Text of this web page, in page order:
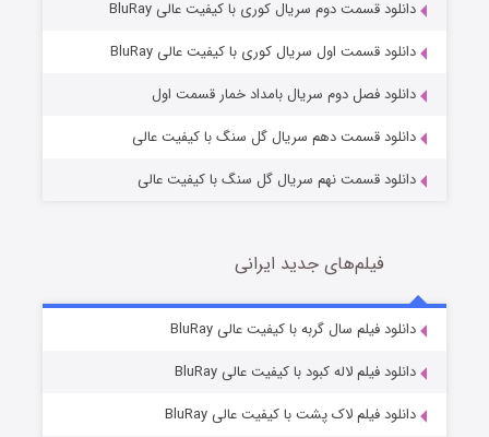
مردگان متحرک: شهر مرده ۳
قسمت2 (زیرنویس) منتشر شد
قسمت7 (زیرنویس) منتشر شد
دانلود قسمت دوم سریال کوری با کیفیت عالی BluRay
دانلود قسمت اول سریال کوری با کیفیت عالی BluRay
دانلود فصل دوم سریال بامداد خمار قسمت اول
دانلود قسمت دهم سریال گل سنگ با کیفیت عالی
دانلود قسمت نهم سریال گل سنگ با کیفیت عالی
فیلم‌های جدید ایرانی
دانلود فیلم سال گربه با کیفیت عالی BluRay
دانلود فیلم لاله کبود با کیفیت عالی BluRay
دانلود فیلم لاک پشت با کیفیت عالی BluRay